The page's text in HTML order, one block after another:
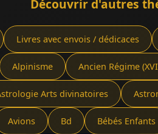
Découvrir d'autres
Livres avec envois / dédicaces
Alpinisme Ancien Régime
Arts divinatoires
Avions Bd Bébés Enfants